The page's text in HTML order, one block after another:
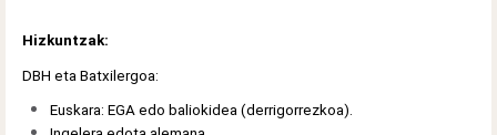
Hizkuntzak:
DBH eta Batxilergoa:
Euskara: EGA edo baliokidea (derrigorrezkoa).